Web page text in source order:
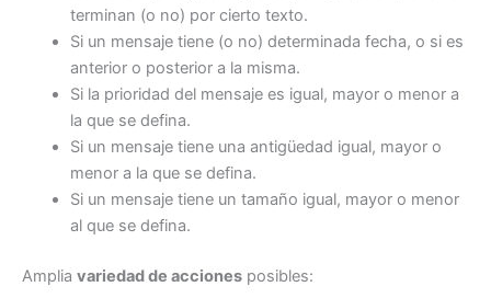
terminan (o no) por cierto texto.
Si un mensaje tiene (o no) determinada fecha, o si es
anterior o posterior a la misma.
Si la prioridad del mensaje es igual, mayor o menor a
la que se defina.
Si un mensaje tiene una antigüedad igual, mayor o
menor a la que se defina.
Si un mensaje tiene un tamaño igual, mayor o menor
al que se defina.
Amplia variedad de acciones posibles: